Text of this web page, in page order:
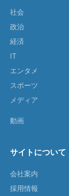
社会
政治
経済
IT
エンタメ
スポーツ
メディア
動画
サイトについて
会社案内
採用情報